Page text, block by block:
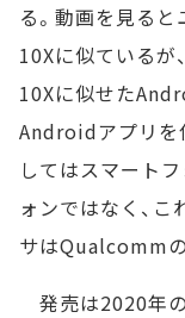
る。動画を見る
10Xに似ているが、
10Xに似せた
Androidアプリを
してはスマートフ
ォンではなく、こ
サはQualcomm
発売は2020年